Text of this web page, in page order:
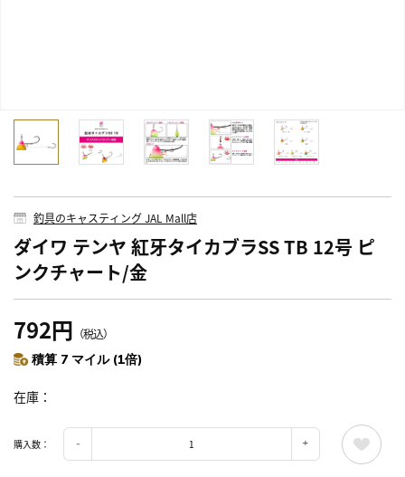
釣具のキャスティング JAL Mall店
ダイワ テンヤ 紅牙タイカブラSS TB 12号 ピ
ンクチャート/金
792円 （税込）
積算 7 マイル (1倍)
在庫
購入数：